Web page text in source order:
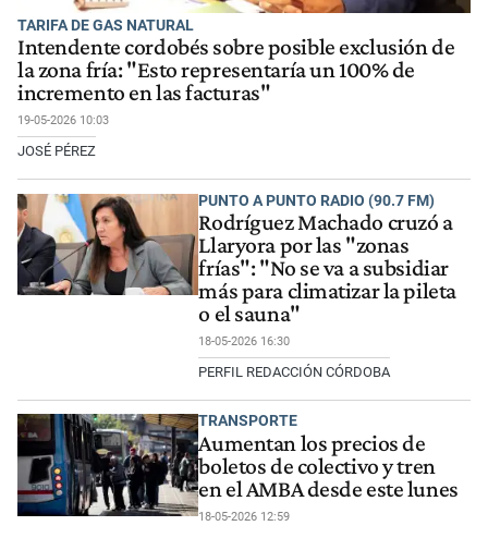
TARIFA DE GAS NATURAL
Intendente cordobés sobre posible exclusión de
la zona fría: "Esto representaría un 100% de
incremento en las facturas"
19-05-2026 10:03
JOSÉ PÉREZ
PUNTO A PUNTO RADIO (90.7 FM)
Rodríguez Machado cruzó a
Llaryora por las "zonas
frías": "No se va a subsidiar
más para climatizar la pileta
o el sauna"
18-05-2026 16:30
PERFIL REDACCIÓN CÓRDOBA
TRANSPORTE
Aumentan los precios de
boletos de colectivo y tren
en el AMBA desde este lunes
18-05-2026 12:59